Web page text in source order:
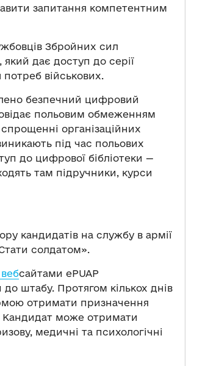
запитання компетентним
Збройних сил
дає доступ до серії
військових.
безпечний цифровий
польовим обмеженням
організаційних
під час польових
до цифрової бібліотеки —
там підручники, курси
кандидатів на службу в армії
солдатом».
сайтами ePUAP
до штабу. Протягом кількох днів
отримати призначення
Кандидат може отримати
медичні та психологічні